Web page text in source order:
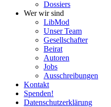
Dossiers
Wer wir sind
LibMod
Unser Team
Gesell­schafter
Beirat
Autoren
Jobs
Ausschrei­bungen
Kontakt
Spenden!
Daten­schutz­er­klärung